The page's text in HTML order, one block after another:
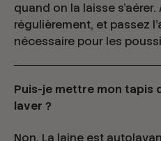
quand on la laisse
régulièrement, et passez
nécessaire pour les
Puis-je mettre mon tapis
laver ?
Non. La laine est